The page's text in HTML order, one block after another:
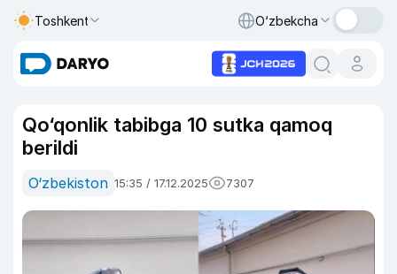
Toshkent O‘zbekcha
Qo‘qonlik tabibga 10 sutka qamoq
berildi
O‘zbekiston 15:35 / 17.12.2025 7307